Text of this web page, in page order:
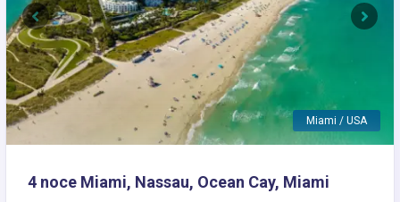
Miami / USA
Previous Next
4 noce Miami, Nassau, Ocean Cay, Miami